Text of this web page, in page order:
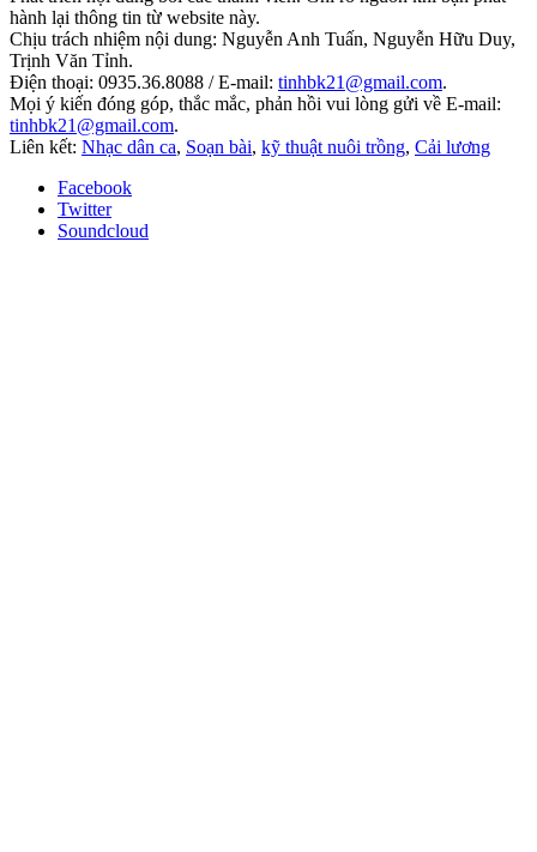
hành lại thông tin từ website này.
Chịu trách nhiệm nội dung: Nguyễn Anh Tuấn, Nguyễn Hữu Duy,
Trịnh Văn Tỉnh.
Điện thoại: 0935.36.8088 / E-mail: tinhbk21@gmail.com.
Mọi ý kiến đóng góp, thắc mắc, phản hồi vui lòng gửi về E-mail:
tinhbk21@gmail.com.
Liên kết: Nhạc dân ca, Soạn bài, kỹ thuật nuôi trồng, Cải lương
Facebook
Twitter
Soundcloud